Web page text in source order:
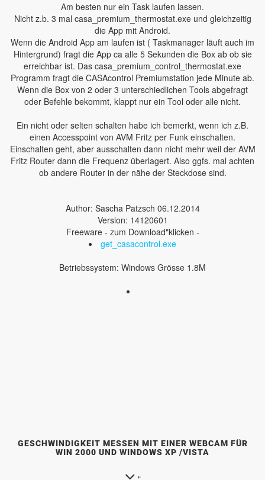
Am besten nur ein Task laufen lassen.
Nicht z.b. 3 mal casa_premium_thermostat.exe und gleichzeitig
die App mit Android.
Wenn die Android App am laufen ist ( Taskmanager läuft auch im
Hintergrund) fragt die App ca alle 5 Sekunden die Box ab ob sie
erreichbar ist. Das casa_premium_control_thermostat.exe
Programm fragt die CASAcontrol Premiumstation jede Minute ab.
Wenn die Box von 2 oder 3 unterschiedlichen Tools abgefragt
oder Befehle bekommt, klappt nur ein Tool oder alle nicht.
Ein nicht oder selten schalten habe ich bemerkt, wenn ich z.B.
einen Accesspoint von AVM Fritz per Funk einschalten.
Einschalten geht, aber ausschalten dann nicht mehr weil der AVM
Fritz Router dann die Frequenz überlagert. Also ggfs. mal achten
ob andere Router in der nähe der Steckdose sind.
Author: Sascha Patzsch 06.12.2014
Version: 14120601
Freeware - zum Download"klicken -
get_casacontrol.exe
Betriebssystem: Windows Grösse 1.8M
GESCHWINDIGKEIT MESSEN MIT EINER WEBCAM FÜR
WIN 2000 UND WINDOWS XP /VISTA